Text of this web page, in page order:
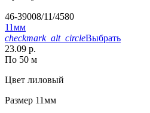
46-39008/11/4580
11мм
checkmark_alt_circleВыбрать
23.09 р.
По 50 м
Цвет лиловый
Размер 11мм